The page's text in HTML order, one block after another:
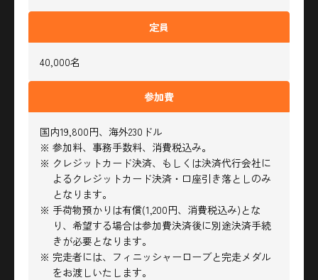
定員
40,000名
参加費
国内19,800円、海外230ドル
※ 参加料、事務手数料、消費税込み。
※ クレジットカード決済、もしくは決済代行会社に
よるクレジットカード決済・口座引き落としのみ
となります。
※ 手荷物預かりは有償(1,200円、消費税込み)とな
り、希望する場合は参加費決済後に別途決済手続
きが必要となります。
※ 完走者には、フィニッシャーローブと完走メダル
をお渡しいたします。